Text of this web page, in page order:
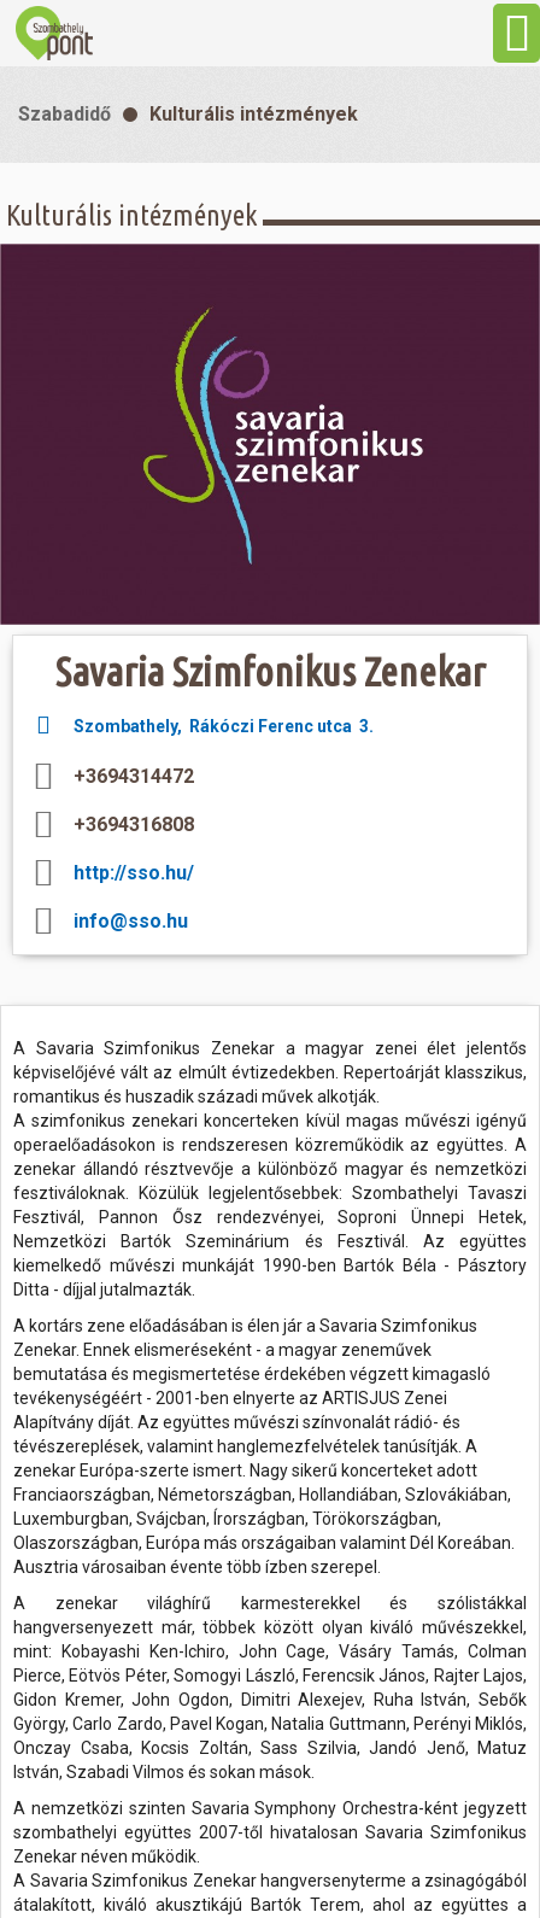
Látnivalók
Szabadidő Kulturális intézmények
Kulturális intézmények
Savaria Szimfonikus Zenekar
Szombathely, Rákóczi Ferenc utca 3.
+3694314472
+3694316808
http://sso.hu/
info@sso.hu
A Savaria Szimfonikus Zenekar a magyar zenei élet jelentős
képviselőjévé vált az elmúlt évtizedekben. Repertoárját klasszikus,
romantikus és huszadik századi művek alkotják.
A szimfonikus zenekari koncerteken kívül magas művészi igényű
operaelőadásokon is rendszeresen közreműködik az együttes. A
zenekar állandó résztvevője a különböző magyar és nemzetközi
fesztiváloknak. Közülük legjelentősebbek: Szombathelyi Tavaszi
Fesztivál, Pannon Ősz rendezvényei, Soproni Ünnepi Hetek,
Nemzetközi Bartók Szeminárium és Fesztivál. Az együttes
kiemelkedő művészi munkáját 1990-ben Bartók Béla - Pásztory
Ditta - díjjal jutalmazták.
A kortárs zene előadásában is élen jár a Savaria Szimfonikus
Zenekar. Ennek elismeréseként - a magyar zeneművek
bemutatása és megismertetése érdekében végzett kimagasló
tevékenységéért - 2001-ben elnyerte az ARTISJUS Zenei
Alapítvány díját. Az együttes művészi színvonalát rádió- és
tévészereplések, valamint hanglemezfelvételek tanúsítják. A
zenekar Európa-szerte ismert. Nagy sikerű koncerteket adott
Franciaországban, Németországban, Hollandiában, Szlovákiában,
Luxemburgban, Svájcban, Írországban, Törökországban,
Olaszországban, Európa más országaiban valamint Dél Koreában.
Ausztria városaiban évente több ízben szerepel.
A zenekar világhírű karmesterekkel és szólistákkal
hangversenyezett már, többek között olyan kiváló művészekkel,
mint: Kobayashi Ken-Ichiro, John Cage, Vásáry Tamás, Colman
Pierce, Eötvös Péter, Somogyi László, Ferencsik János, Rajter Lajos,
Gidon Kremer, John Ogdon, Dimitri Alexejev, Ruha István, Sebők
György, Carlo Zardo, Pavel Kogan, Natalia Guttmann, Perényi Miklós,
Onczay Csaba, Kocsis Zoltán, Sass Szilvia, Jandó Jenő, Matuz
István, Szabadi Vilmos és sokan mások.
A nemzetközi szinten Savaria Symphony Orchestra-ként jegyzett
szombathelyi együttes 2007-től hivatalosan Savaria Szimfonikus
Zenekar néven működik.
A Savaria Szimfonikus Zenekar hangversenyterme a zsinagógából
átalakított, kiváló akusztikájú Bartók Terem, ahol az együttes a